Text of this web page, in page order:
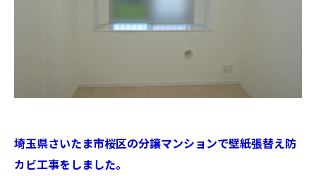
埼玉県さいたま市桜区の分譲マンションで壁紙張替え防
カビ工事をしました。